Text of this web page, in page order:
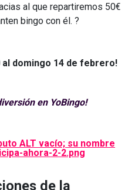
al que repartiremos 50€
bingo con él. ?
al domingo 14 de febrero!
en YoBingo!
de la